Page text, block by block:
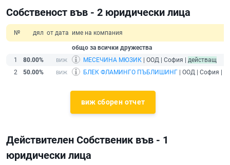
Собственост във - 2 юридически лица
№ дял от дата име на компания
общо за всички дружества
1
80.00% МЕСЕЧИНА МЮЗИК | ООД | София | действащ
2
50.00% БЛЕК ФЛАМИНГО ПЪБЛИШИНГ | ООД | София |
виж сборен отчет
Действителен Собственик във - 1
юридически лица